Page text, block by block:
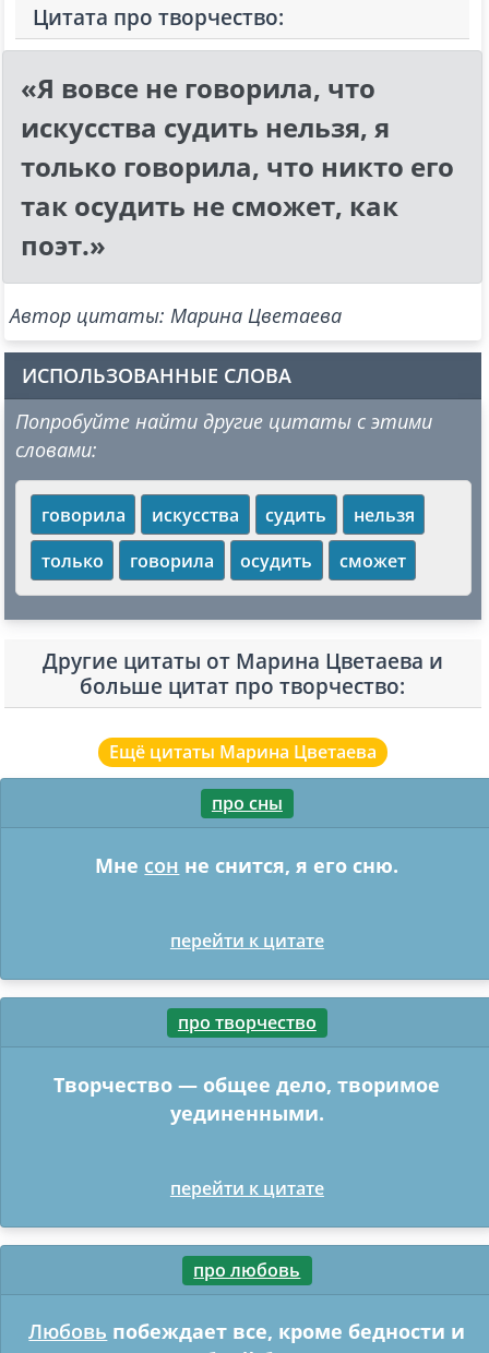
Цитата про творчество:
«Я вовсе не говорила, что
искусства судить нельзя, я
только говорила, что никто его
так осудить не сможет, как
поэт.»
Автор цитаты: Марина Цветаева
ИСПОЛЬЗОВАННЫЕ СЛОВА
Попробуйте найти другие цитаты с этими
словами:
говорила искусства судить
нельзя
только
говорила осудить сможет
Другие цитаты от Марина Цветаева и
больше цитат про творчество:
Ещё цитаты Марина Цветаева
про сны
Мне сон не снится, я его сню.
перейти к цитате
про творчество
Творчество — общее дело, творимое
уединенными.
перейти к цитате
про любовь
Любовь побеждает все, кроме бедности и